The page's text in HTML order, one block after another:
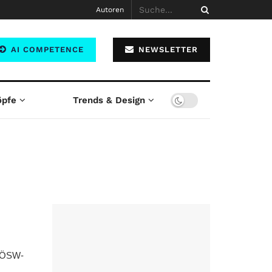
Autoren
AI COMPETENCE NEWSLETTER
Trends & Design